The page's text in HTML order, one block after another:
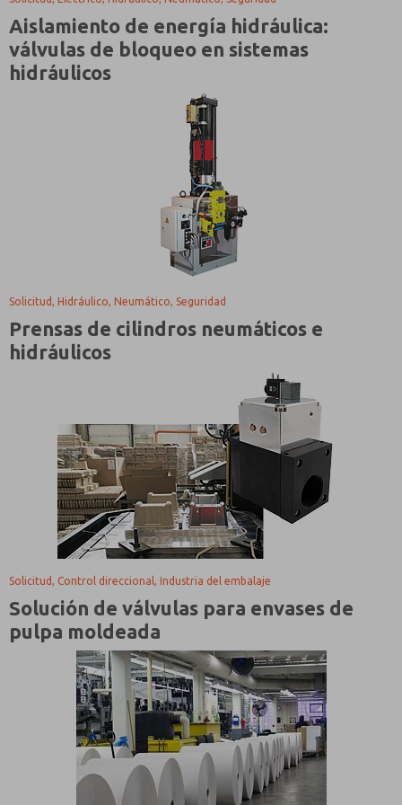
Aislamiento de energía hidráulica:
válvulas de bloqueo en sistemas
hidráulicos
Solicitud, Hidráulico, Neumático, Seguridad
Prensas de cilindros neumáticos e
hidráulicos
Solicitud, Control direccional, Industria del embalaje
Solución de válvulas para envases de
pulpa moldeada